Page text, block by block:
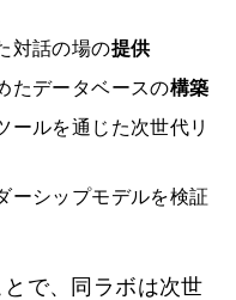
対話の場の提供
たデータベースの構築
ールを通じた次世代リ
ーシップモデルを検証
で、同ラボは次世